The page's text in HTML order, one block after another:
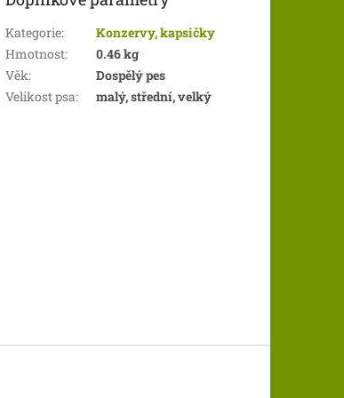
Kategorie:
Konzervy, kapsičky
Hmotnost:
0.46 kg
Věk:
Dospělý pes
Velikost psa: malý, střední, velký